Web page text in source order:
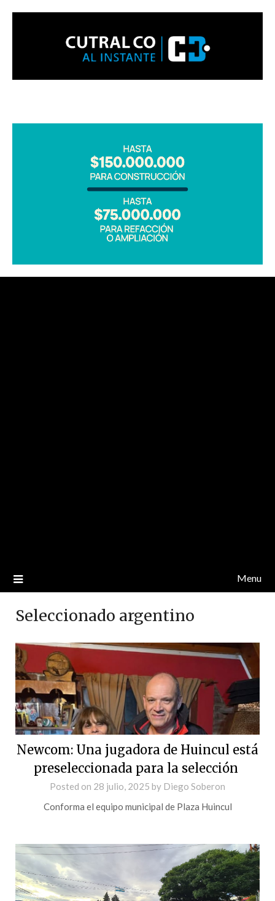
Menu
Seleccionado argentino
Newcom: Una jugadora de Huincul está
preseleccionada para la selección
Posted on 28 julio, 2025 by Diego Soberon
Conforma el equipo municipal de Plaza Huincul